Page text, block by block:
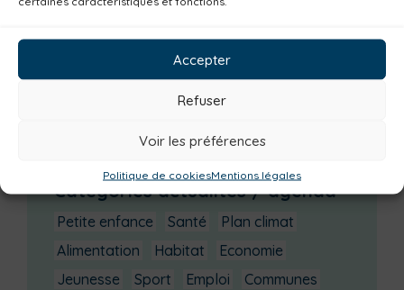
Accepter
Refuser
Voir les préférences
Politique de cookiesMentions légales
scolaire
Ateliers sur la périnatalité
Enquête publique
Catégories actualités / agenda
Petite enfance Santé
Plan climat
Alimentation
Habitat
Economie
Jeunesse
Sport Emploi
Communes